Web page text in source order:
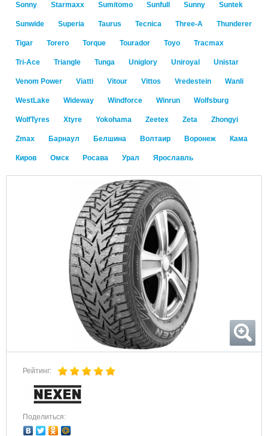
Sonny Starmaxx Sumitomo Sunfull Sunny Suntek
Sunwide Superia Taurus Tecnica Three-A Thunderer
Tigar Torero Torque Tourador Toyo Tracmax
Tri-Ace Triangle Tunga Uniglory Uniroyal Unistar
Venom Power Viatti Vitour Vittos Vredestein Wanli
WestLake Wideway Windforce Winrun Wolfsburg
WolfTyres Xtyre Yokohama Zeetex Zeta Zhongyi
Zmax Барнаул Белшина Волтаир Воронеж Кама
Киров Омск Росава Урал Ярославль
Рейтинг:
Поделиться: